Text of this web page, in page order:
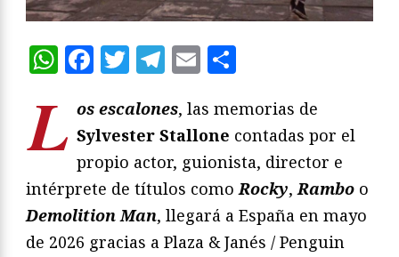
WhatsApp
Facebook
Twitter
Telegram
Email
L os escalones, las memorias de
Sylvester Stallone contadas por el
propio actor, guionista, director e
intérprete de títulos como Rocky, Rambo o
Demolition Man, llegará a España en mayo
de 2026 gracias a Plaza & Janés / Penguin